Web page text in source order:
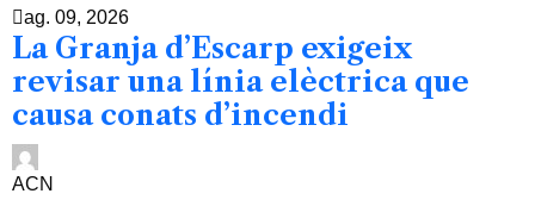
ag. 09, 2026
La Granja d’Escarp exigeix
revisar una línia elèctrica que
causa conats d’incendi
ACN